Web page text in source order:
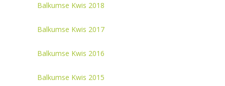
Balkumse Kwis 2018
Balkumse Kwis 2017
Balkumse Kwis 2016
Balkumse Kwis 2015